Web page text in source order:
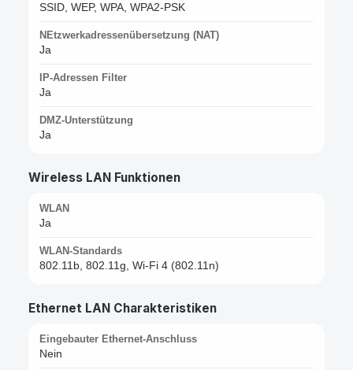
SSID, WEP, WPA, WPA2-PSK
NEtzwerkadressenübersetzung (NAT)
Ja
IP-Adressen Filter
Ja
DMZ-Unterstützung
Ja
Wireless LAN Funktionen
WLAN
Ja
WLAN-Standards
802.11b, 802.11g, Wi-Fi 4 (802.11n)
Ethernet LAN Charakteristiken
Eingebauter Ethernet-Anschluss
Nein